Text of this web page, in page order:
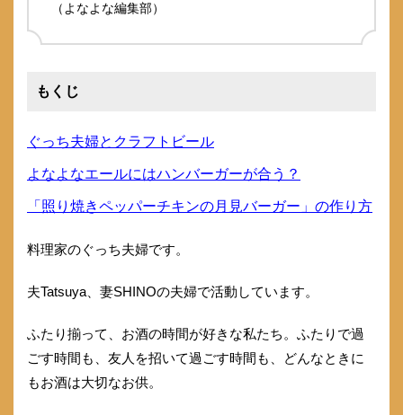
（よなよな編集部）
もくじ
ぐっち夫婦とクラフトビール
よなよなエールにはハンバーガーが合う？
「照り焼きペッパーチキンの月見バーガー」の作り方
料理家のぐっち夫婦です。
夫Tatsuya、妻SHINOの夫婦で活動しています。
ふたり揃って、お酒の時間が好きな私たち。ふたりで過
ごす時間も、友人を招いて過ごす時間も、どんなときに
もお酒は大切なお供。